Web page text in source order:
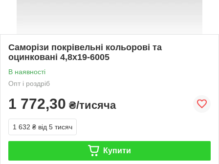
Саморізи покрівельні кольорові та
оцинковані 4,8x19-6005
В наявності
Опт і роздріб
1 772,30 ₴/тисяча
1 632 ₴ від 5 тисяч
Купити